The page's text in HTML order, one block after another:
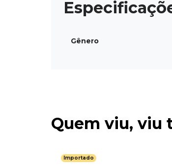
Gênero
Quem viu, viu
Importado